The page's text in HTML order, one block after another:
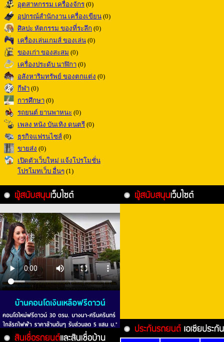
อุตสาหกรรม เครื่องจักร (0)
อุปกรณ์สำนักงาน เครื่องเขียน (0)
ศิลปะ หัตกรรม ของที่ระลึก (0)
เครื่องเล่นเกมส์ ของเล่น (0)
ของเก่า ของสะสม (0)
เครื่องประดับ นาฬิกา (0)
อสังหาริมทรัพย์ ของตกแต่ง (0)
กีฬา (0)
การศึกษา (0)
รถยนต์ ยานพาหนะ (0)
เพลง หนัง บันเทิง ดนตรี (0)
ธุรกิจแฟรนไซส์ (0)
ขายส่ง (0)
เปิดตัวเว็บใหม่ แจ้งโปรโมชั่น
โปรโมทเว็บ อื่นๆ (1)